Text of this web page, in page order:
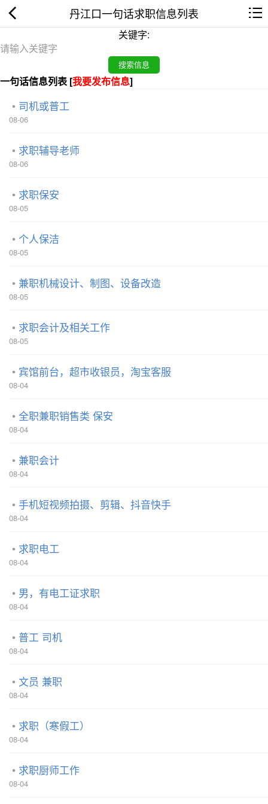
丹江口一句话求职信息列表
关键字:
一句话信息列表 [我要发布信息]
司机或普工
08-06
求职辅导老师
08-06
求职保安
08-05
个人保洁
08-05
兼职机械设计、制图、设备改造
08-05
求职会计及相关工作
08-05
宾馆前台，超市收银员，淘宝客服
08-04
全职兼职销售类 保安
08-04
兼职会计
08-04
手机短视频拍摄、剪辑、抖音快手
08-04
求职电工
08-04
男，有电工证求职
08-04
普工 司机
08-04
文员 兼职
08-04
求职（寒假工）
08-04
求职厨师工作
08-04